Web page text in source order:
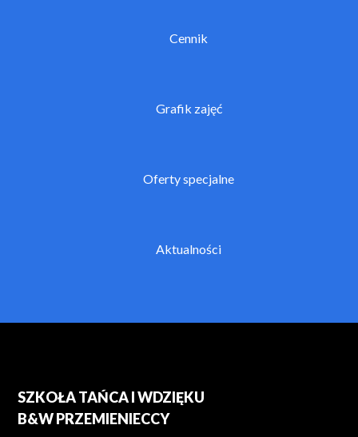
Cennik
Grafik zajęć
Oferty specjalne
Aktualności
SZKOŁA TAŃCA I WDZIĘKU
B&W PRZEMIENIECCY